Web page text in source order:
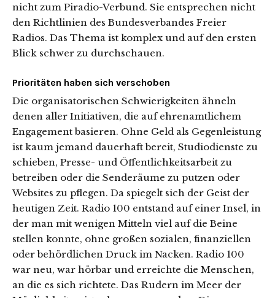
nicht zum Piradio-Verbund. Sie entsprechen nicht
den Richtlinien des Bundesverbandes Freier
Radios. Das Thema ist komplex und auf den ersten
Blick schwer zu durchschauen.
Prioritäten haben sich verschoben
Die organisatorischen Schwierigkeiten ähneln
denen aller Initiativen, die auf ehrenamtlichem
Engagement basieren. Ohne Geld als Gegenleistung
ist kaum jemand dauerhaft bereit, Studiodienste zu
schieben, Presse- und Öffentlichkeitsarbeit zu
betreiben oder die Senderäume zu putzen oder
Websites zu pflegen. Da spiegelt sich der Geist der
heutigen Zeit. Radio 100 entstand auf einer Insel, in
der man mit wenigen Mitteln viel auf die Beine
stellen konnte, ohne großen sozialen, finanziellen
oder behördlichen Druck im Nacken. Radio 100
war neu, war hörbar und erreichte die Menschen,
an die es sich richtete. Das Rudern im Meer der